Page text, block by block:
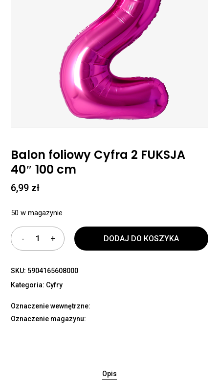
Balon foliowy Cyfra 2 FUKSJA
40″ 100 cm
6,99 zł
50 w magazynie
DODAJ DO KOSZYKA
SKU: 5904165608000
Kategoria: Cyfry
Oznaczenie wewnętrzne:
Oznaczenie magazynu:
Opis